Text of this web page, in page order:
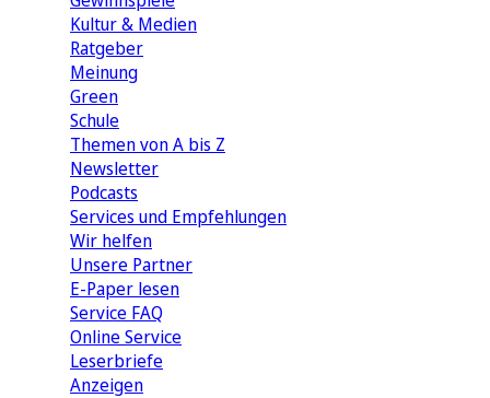
Kultur & Medien
Ratgeber
Meinung
Green
Schule
Themen von A bis Z
Newsletter
Podcasts
Services und Empfehlungen
Wir helfen
Unsere Partner
E-Paper lesen
Service FAQ
Online Service
Leserbriefe
Anzeigen